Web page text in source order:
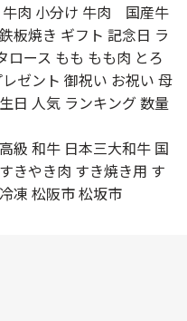
牛肉 小分け 牛肉 国産牛
板焼き ギフト 記念日 ラ
ロース もも もも肉 とろ
ゼント 御祝い お祝い 母
日 人気 ランキング 数量
級 和牛 日本三大和牛 国
きやき肉 すき焼き用 す
凍 松阪市 松坂市